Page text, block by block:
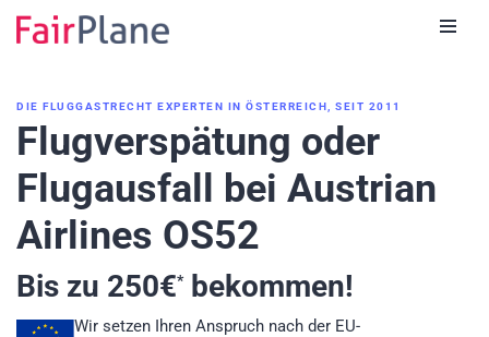
DIE FLUGGASTRECHT EXPERTEN IN ÖSTERREICH, SEIT 2011
Flugverspätung oder
Flugausfall bei Austrian
Airlines OS52
Bis zu 250€*bekommen!
Wir setzen Ihren Anspruch nach der EU-